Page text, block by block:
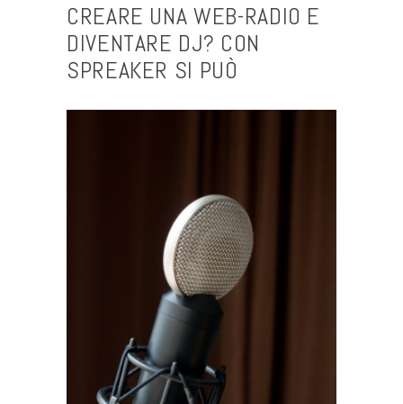
CREARE UNA WEB-RADIO E
DIVENTARE DJ? CON
SPREAKER SI PUÒ